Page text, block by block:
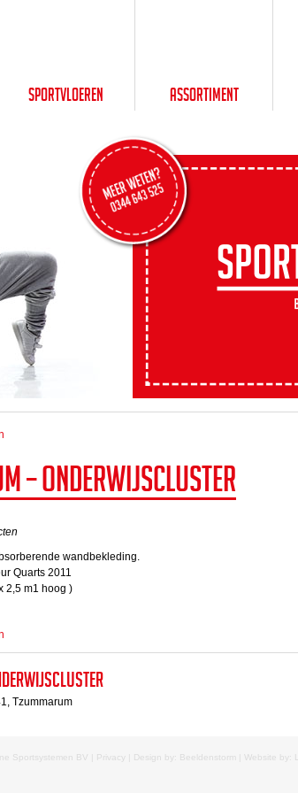
Sportvloeren Assortiment
– Onderwijscluster
wandbekleding.
Quarts 2011
2,5 m1 hoog )
Tzummarum
Sportsystemen BV | Privacy | Design by: Beeldenstorm | Website by: